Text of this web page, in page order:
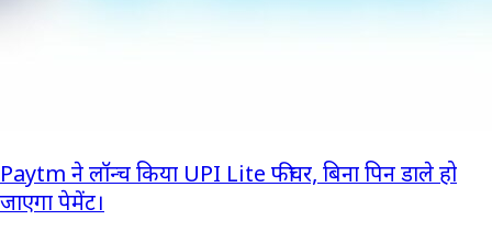
Paytm ने लॉन्च किया UPI Lite फीचर, बिना पिन डाले हो
जाएगा पेमेंट।